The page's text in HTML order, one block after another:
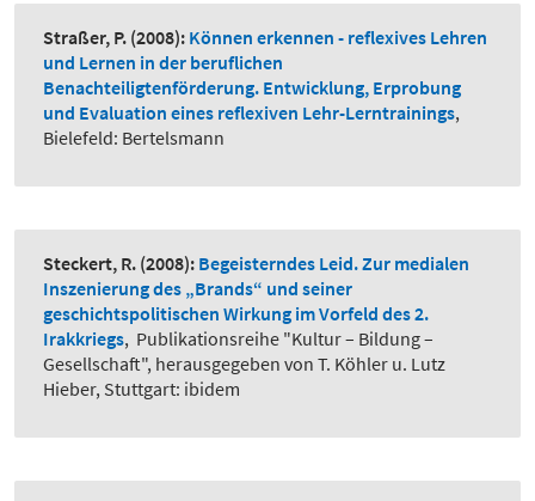
Straßer, P. (2008): Können erkennen - reflexives Lehren
und Lernen in der beruflichen
Benachteiligtenförderung. Entwicklung, Erprobung
und Evaluation eines reflexiven Lehr-Lerntrainings,
Bielefeld: Bertelsmann
Steckert, R. (2008): Begeisterndes Leid. Zur medialen
Inszenierung des „Brands“ und seiner
geschichtspolitischen Wirkung im Vorfeld des 2.
Irakkriegs, Publikationsreihe "Kultur – Bildung –
Gesellschaft", herausgegeben von T. Köhler u. Lutz
Hieber, Stuttgart: ibidem